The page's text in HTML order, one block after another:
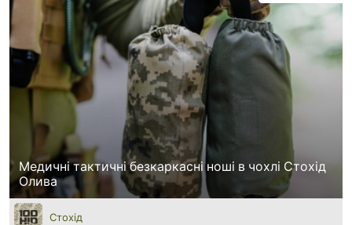
Медичні тактичні безкаркасні ноші в чохлі Стохід
Олива
Стохід